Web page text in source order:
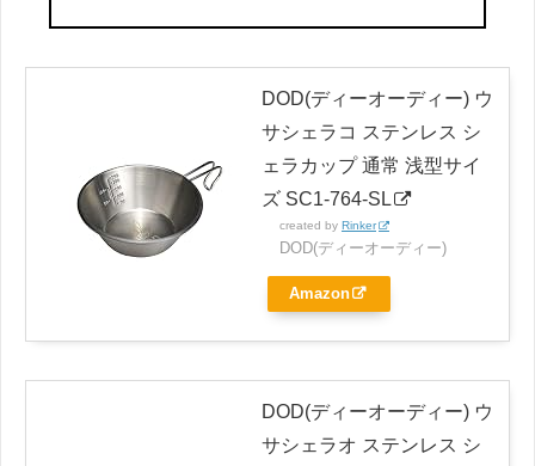
DOD(ディーオーディー) ウ
サシェラコ ステンレス シ
ェラカップ 通常 浅型サイ
ズ SC1-764-SL
created by Rinker
DOD(ディーオーディー)
Amazon
DOD(ディーオーディー) ウ
サシェラオ ステンレス シ